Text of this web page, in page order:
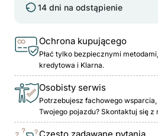
14 dni na odstąpienie
Ochrona kupującego
Płać tylko bezpiecznymi
kredytowa i Klarna.
Osobisty serwis
Potrzebujesz fachowego
Twojego pojazdu? Skontaktuj się
Często zadawane pytania